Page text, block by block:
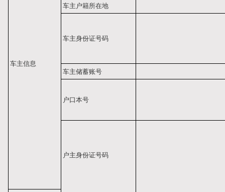
车主信息
车主户籍所在地
车主身份证号码
车主储蓄账号
户口本号
户主身份证号码